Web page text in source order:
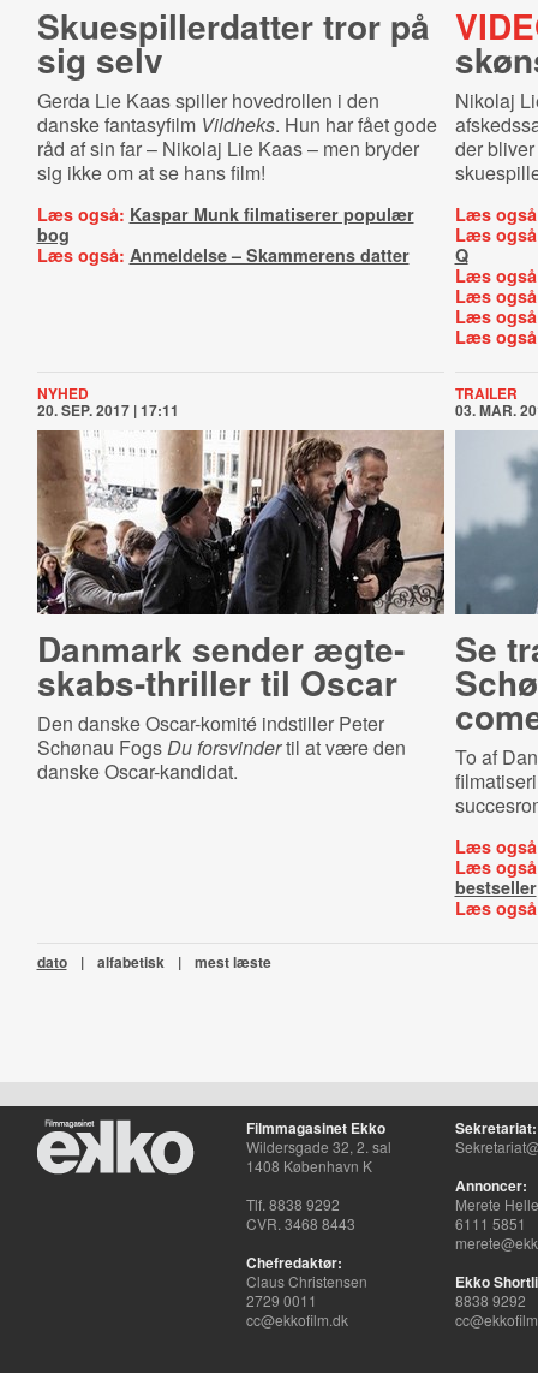
Sku­e­spil­ler­dat­ter tror på
sig selv
Gerda Lie Kaas spiller hovedrollen i den
danske fantasyfilm Vildheks. Hun har fået gode
råd af sin far – Nikolaj Lie Kaas – men bryder
sig ikke om at se hans film!
Læs også: Kaspar Munk filmatiserer populær
bog
Læs også: Anmeldelse – Skammerens datter
Nikolaj
der
Læs
Læs
Q
Læs
Læs
Læs
Læs
NYHED
20. SEP. 2017 | 17:11
Danmark sender æg­te­
skabs-​thril­ler til Oscar
Den danske Oscar-komité indstiller Peter
Schønau FogsDu forsvindertil at være den
danske Oscar-kandidat.
TRAILER
03. MAR.
Se
To af
Læs
Læs
bestseller
Læs
dato | alfabetisk | mest læste
Filmmagasinet Ekko
Wildersgade 32, 2. sal
1408 København K
Tlf. 8838 9292
CVR. 3468 8443
Chefredaktør:
Claus Christensen
2729 0011
cc@ekkofilm.dk
Sekretariat:
Annoncer:
Merete
6111 5851
Ekko
8838 9292